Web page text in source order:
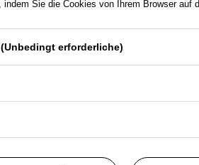
indem Sie die Cookies von Ihrem Browser auf
erforderliche)